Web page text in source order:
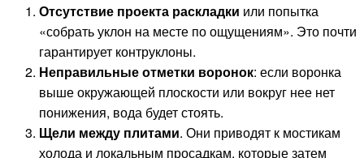
Отсутствие проекта раскладки или попытка
«собрать уклон на месте по ощущениям». Это почти
гарантирует контруклоны.
Неправильные отметки воронок: если воронка
выше окружающей плоскости или вокруг нее нет
понижения, вода будет стоять.
Щели между плитами. Они приводят к мостикам
холода и локальным просадкам, которые затем